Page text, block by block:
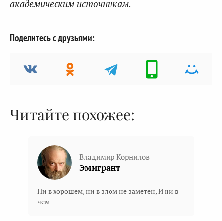
академическим источникам.
Поделитесь с друзьями:
Читайте похожее:
Владимир Корнилов
Эмигрант
Ни в хорошем, ни в злом не заметен, И ни в
чем